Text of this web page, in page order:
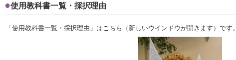
使用教科書一覧・採択理由
「使用教科書一覧・採択理由」は こちら （新しいウインドウが開きます）です。